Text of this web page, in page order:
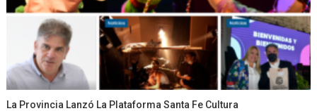
La Provincia Lanzó La Plataforma Santa Fe Cultura